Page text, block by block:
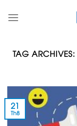
TAG ARCHIVES:
21
Th8